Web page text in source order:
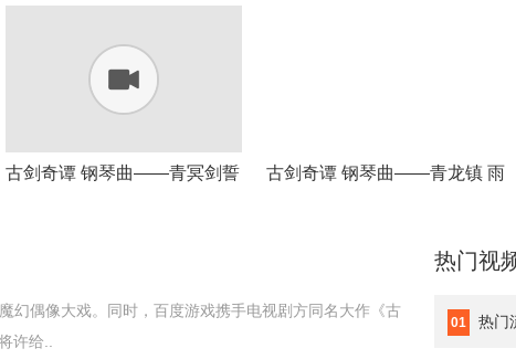
古剑奇谭 钢琴曲——青冥剑誓 古剑奇谭 钢琴曲——青龙镇 雨
幻偶像大戏。同时，百度游戏携手电视剧方同名大作《古
许给..
热门视
01 热门